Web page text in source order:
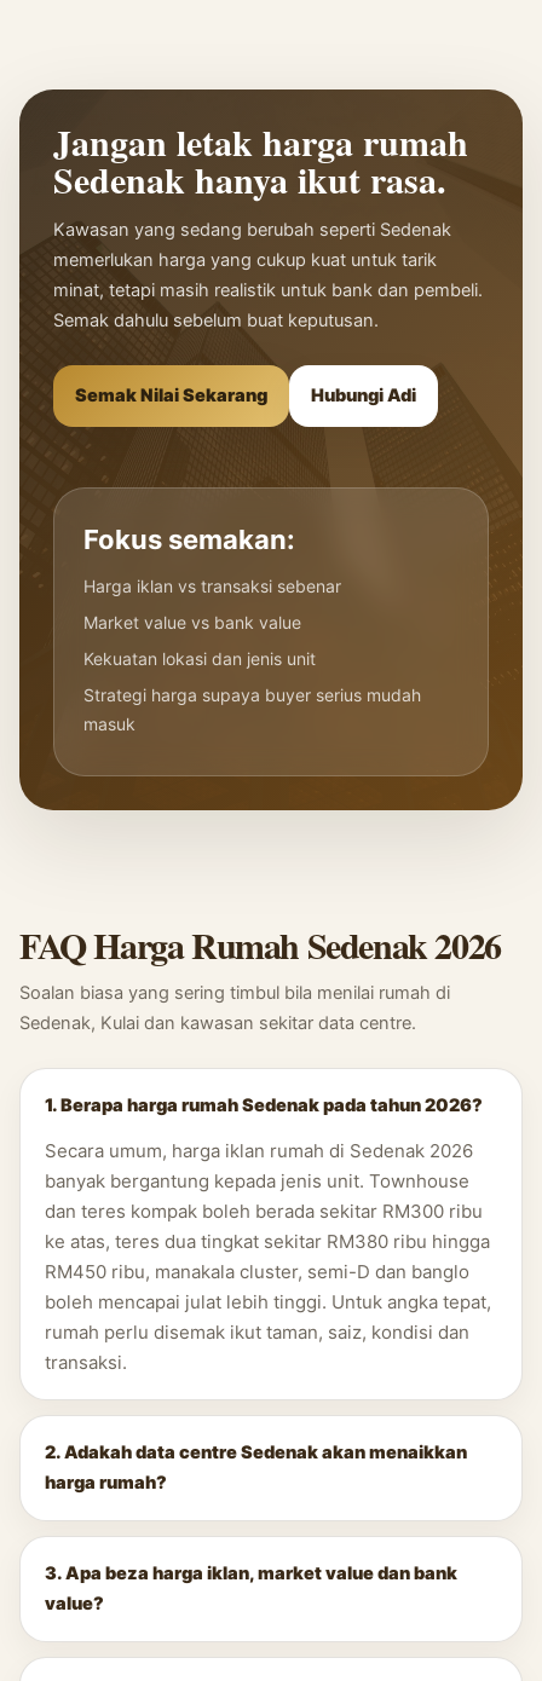
Jangan letak harga rumah
Sedenak hanya ikut rasa.
Kawasan yang sedang berubah seperti Sedenak
memerlukan harga yang cukup kuat untuk tarik
minat, tetapi masih realistik untuk bank dan pembeli.
Semak dahulu sebelum buat keputusan.
Semak Nilai Sekarang Hubungi Adi
Fokus semakan:
Harga iklan vs transaksi sebenar
Market value vs bank value
Kekuatan lokasi dan jenis unit
Strategi harga supaya buyer serius mudah
masuk
FAQ Harga Rumah Sedenak 2026
Soalan biasa yang sering timbul bila menilai rumah di
Sedenak, Kulai dan kawasan sekitar data centre.
1. Berapa harga rumah Sedenak pada tahun 2026?
Secara umum, harga iklan rumah di Sedenak 2026
banyak bergantung kepada jenis unit. Townhouse
dan teres kompak boleh berada sekitar RM300 ribu
ke atas, teres dua tingkat sekitar RM380 ribu hingga
RM450 ribu, manakala cluster, semi-D dan banglo
boleh mencapai julat lebih tinggi. Untuk angka tepat,
rumah perlu disemak ikut taman, saiz, kondisi dan
transaksi.
2. Adakah data centre Sedenak akan menaikkan
harga rumah?
3. Apa beza harga iklan, market value dan bank
value?